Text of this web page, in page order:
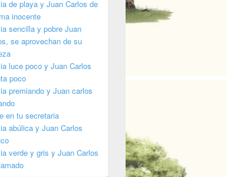
de playa y Juan Carlos de
inocente
sencilla y pobre Juan
se aprovechan de su
luce poco y Juan Carlos
poco
premiando y Juan carlos
en tu secretaria
abúlica y Juan Carlos
verde y gris y Juan Carlos